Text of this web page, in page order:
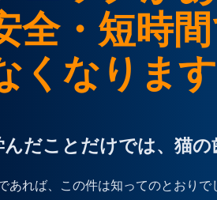
全・短時
くなりま
だことだけでは、猫
あれば、この件は知ってのとおりで